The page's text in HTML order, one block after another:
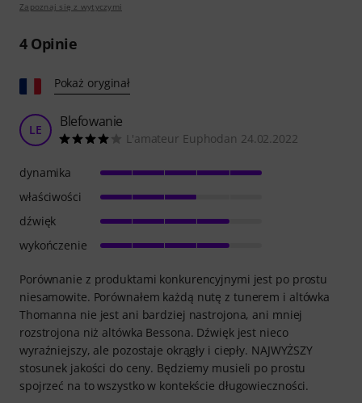
Zapoznaj się z wytyczymi
4Opinie
Pokaż oryginał
LE Blefowanie
L'amateur Euphodan 24.02.2022
Porównanie z produktami konkurencyjnymi jest po prostu
niesamowite. Porównałem każdą nutę z tunerem i altówka
Thomanna nie jest ani bardziej nastrojona, ani mniej
rozstrojona niż altówka Bessona. Dźwięk jest nieco
wyraźniejszy, ale pozostaje okrągły i ciepły. NAJWYŻSZY
stosunek jakości do ceny. Będziemy musieli po prostu
spojrzeć na to wszystko w kontekście długowieczności.
dynamika
właściwości
dźwięk
wykończenie